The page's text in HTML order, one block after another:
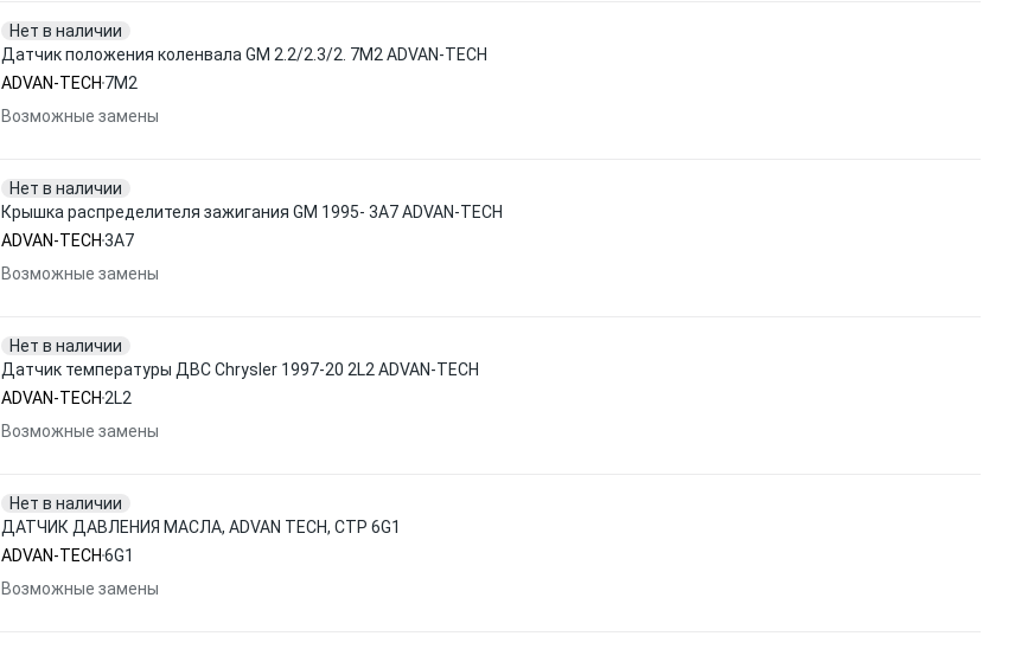
Нет в наличии
Датчик положения коленвала GM 2.2/2.3/2. 7M2 ADVAN-TECH
ADVAN-TECH 7M2
Возможные замены
Нет в наличии
Крышка распределителя зажигания GM 1995- 3A7 ADVAN-TECH
ADVAN-TECH 3A7
Возможные замены
Нет в наличии
Датчик температуры ДВС Chrysler 1997-20 2L2 ADVAN-TECH
ADVAN-TECH 2L2
Возможные замены
Нет в наличии
ДАТЧИК ДАВЛЕНИЯ МАСЛА, ADVAN TECH, СТР 6G1
ADVAN-TECH 6G1
Возможные замены